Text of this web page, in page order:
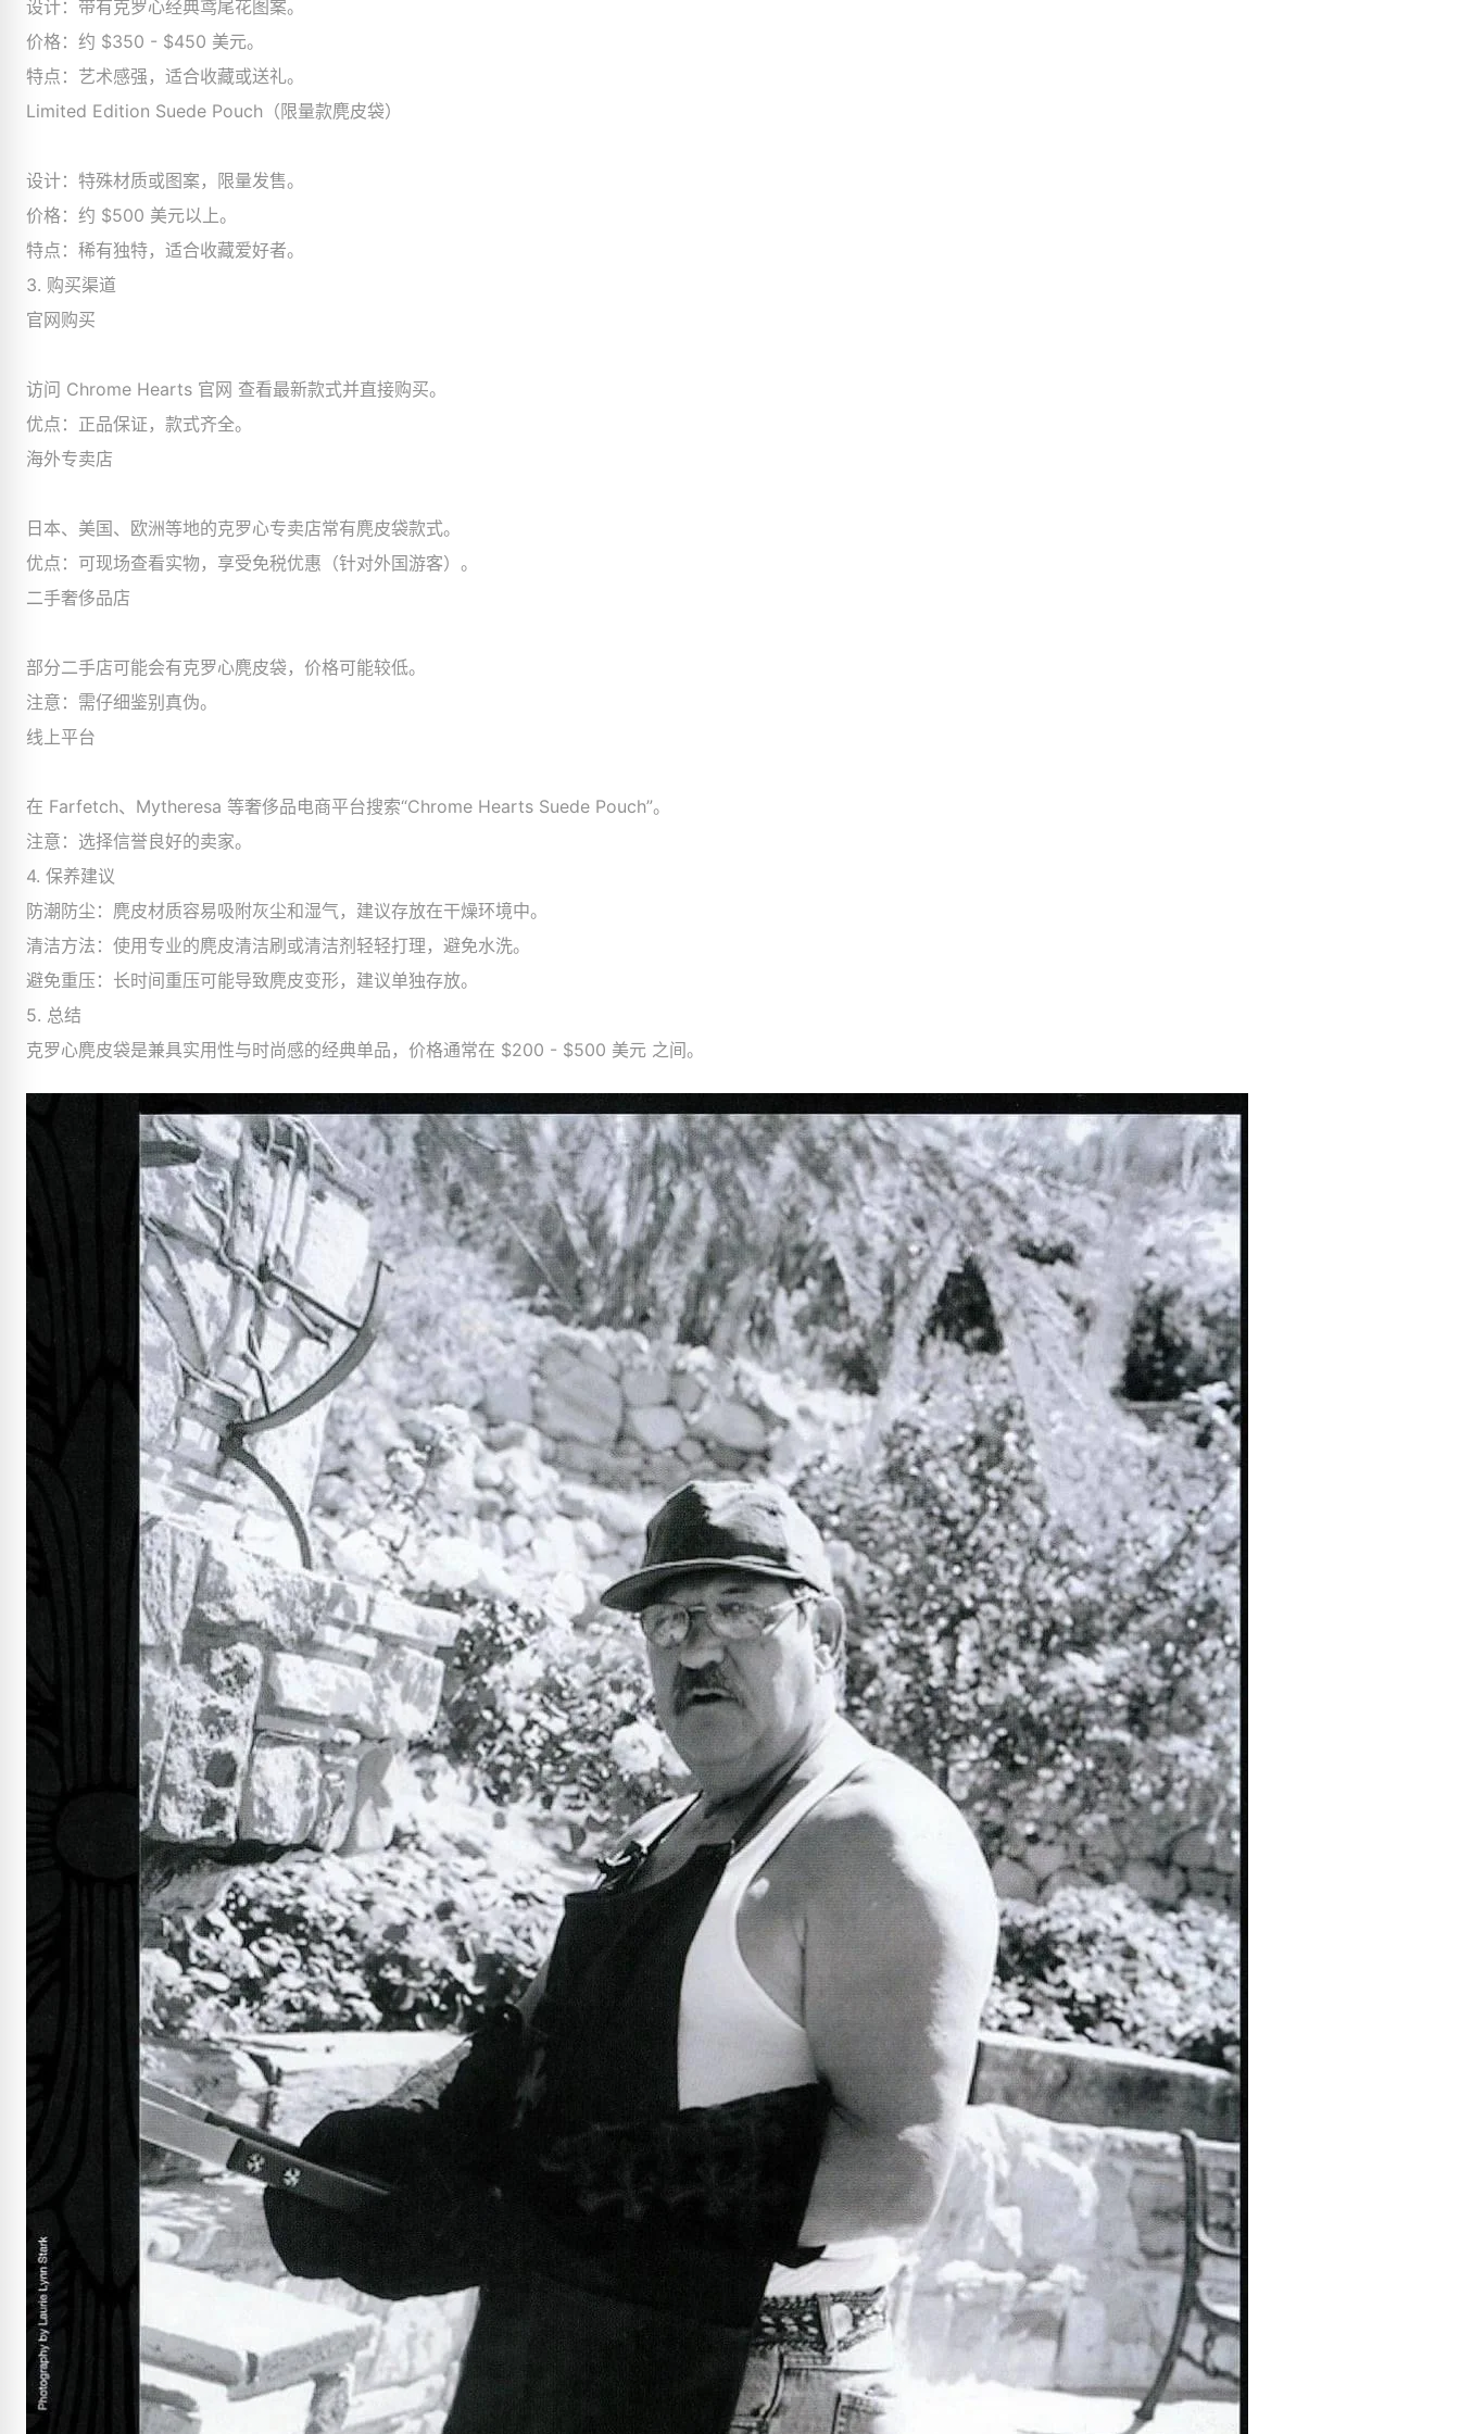
设计：带有克罗心经典鸢尾花图案。
价格：约 $350 - $450 美元。
特点：艺术感强，适合收藏或送礼。
Limited Edition Suede Pouch（限量款麂皮袋）
设计：特殊材质或图案，限量发售。
价格：约 $500 美元以上。
特点：稀有独特，适合收藏爱好者。
3. 购买渠道
官网购买
访问 Chrome Hearts 官网 查看最新款式并直接购买。
优点：正品保证，款式齐全。
海外专卖店
日本、美国、欧洲等地的克罗心专卖店常有麂皮袋款式。
优点：可现场查看实物，享受免税优惠（针对外国游客）。
二手奢侈品店
部分二手店可能会有克罗心麂皮袋，价格可能较低。
注意：需仔细鉴别真伪。
线上平台
在 Farfetch、Mytheresa 等奢侈品电商平台搜索“Chrome Hearts Suede Pouch”。
注意：选择信誉良好的卖家。
4. 保养建议
防潮防尘：麂皮材质容易吸附灰尘和湿气，建议存放在干燥环境中。
清洁方法：使用专业的麂皮清洁刷或清洁剂轻轻打理，避免水洗。
避免重压：长时间重压可能导致麂皮变形，建议单独存放。
5. 总结
克罗心麂皮袋是兼具实用性与时尚感的经典单品，价格通常在 $200 - $500 美元 之间。